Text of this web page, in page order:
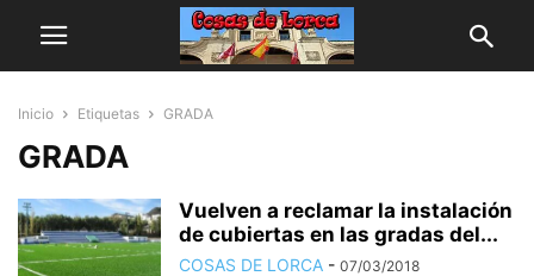
Inicio Etiquetas GRADA
GRADA
Vuelven a reclamar la instalación
de cubiertas en las gradas del...
COSAS DE LORCA - 07/03/2018